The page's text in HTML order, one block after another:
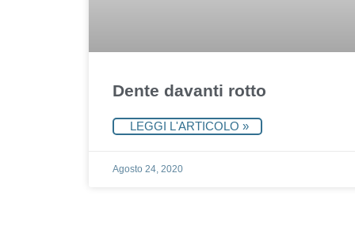
Dente davanti rotto
LEGGI L'ARTICOLO »
Agosto 24, 2020